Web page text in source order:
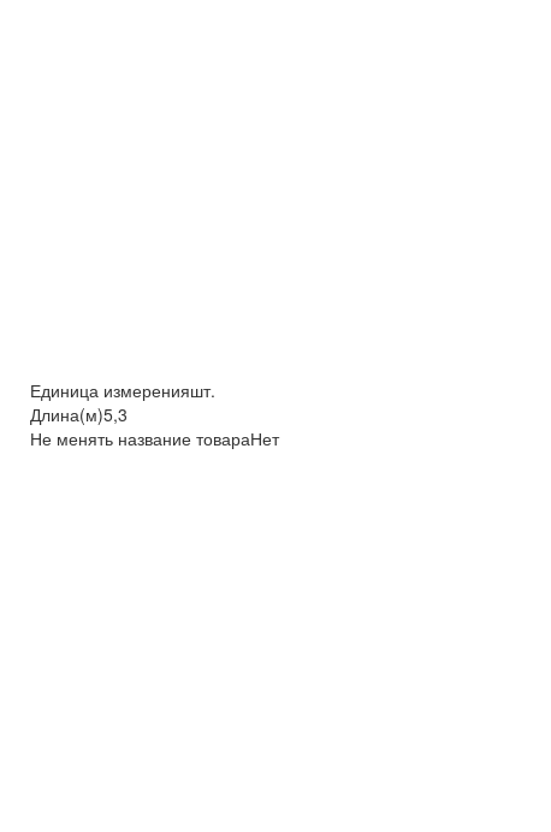
Единица измеренияшт.
Длина(м)5,3
Не менять название товараНет